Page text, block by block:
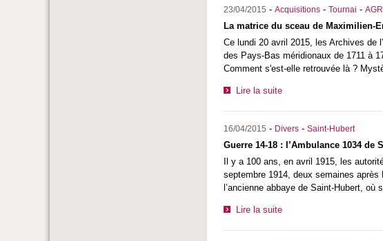
23/04/2015 - Acquisitions - Tournai - AGR
La matrice du sceau de Maximilien-
Ce lundi 20 avril 2015, les Archives de
des Pays-Bas méridionaux de 1711 à
Comment s'est-elle retrouvée là ?
Lire la suite
16/04/2015 - Divers - Saint-Hubert
Guerre 14-18 : l’Ambulance 1034 de
Il y a 100 ans, en avril 1915, les
septembre 1914, deux semaines
l’ancienne abbaye de Saint-Hubert, où
Lire la suite